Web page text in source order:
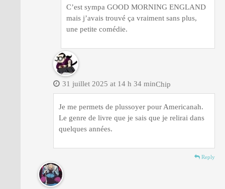
C’est sympa GOOD MORNING ENGLAND
mais j’avais trouvé ça vraiment sans plus,
une petite comédie.
Chip
31 juillet 2025 at 14 h 34 min
Je me permets de plussoyer pour Americanah.
Le genre de livre que je sais que je relirai dans
quelques années.
Reply